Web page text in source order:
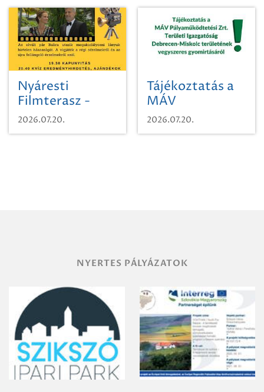
Nyáresti
Filmterasz -
Beugró a
Paradicsomba
2026.07.20.
Tájékoztatás a
MÁV
Pályaműködtetési
Zrt. Területi
2026.07.20.
NYERTES PÁLYÁZATOK